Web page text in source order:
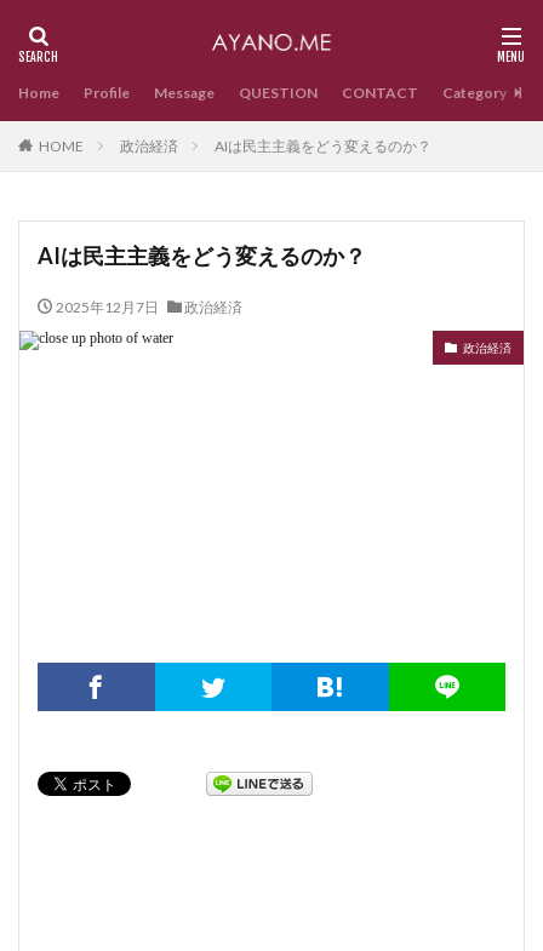
Home Profile Message QUESTION CONTACT Category
HOME 政治経済 AIは民主主義をどう変えるのか？
AIは民主主義をどう変えるのか？
2025年12月7日 政治経済
政治経済